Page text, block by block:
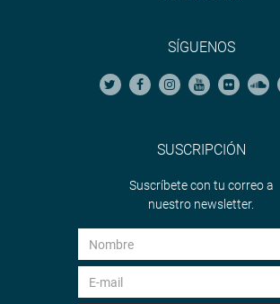
SÍGUENOS
SUSCRIPCIÓN
Suscríbete con tu correo a
nuestro newsletter.